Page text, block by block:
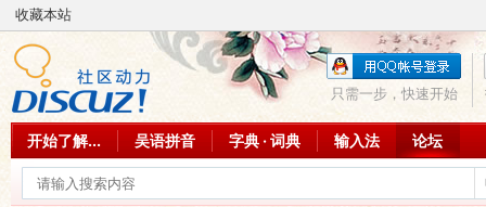
收藏本站
只需一步，快速开始
开始了解... 吴语拼音 字典 · 词典 输入法 论坛